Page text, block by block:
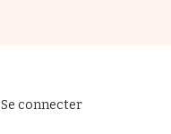
Se connecter